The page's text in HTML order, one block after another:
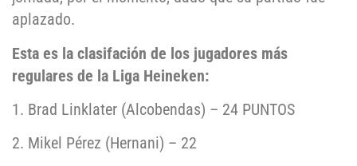
aplazado.
Esta es la clasifación de los jugadores más
regulares de la Liga Heineken:
1. Brad Linklater (Alcobendas) – 24 PUNTOS
2. Mikel Pérez (Hernani) – 22